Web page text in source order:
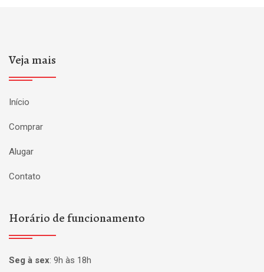
Veja mais
Início
Comprar
Alugar
Contato
Horário de funcionamento
Seg à sex: 9h às 18h